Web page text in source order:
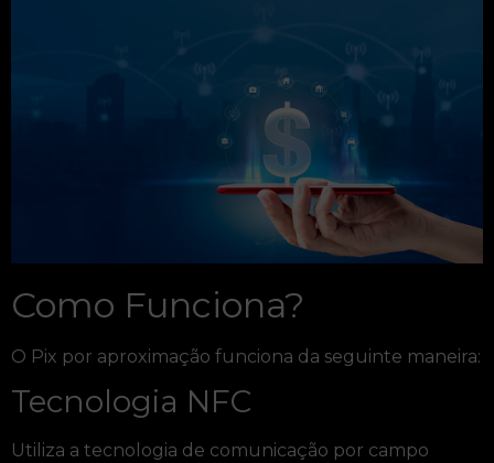
Como Funciona?
O Pix por aproximação funciona da seguinte maneira:
Tecnologia NFC
Utiliza a tecnologia de comunicação por campo